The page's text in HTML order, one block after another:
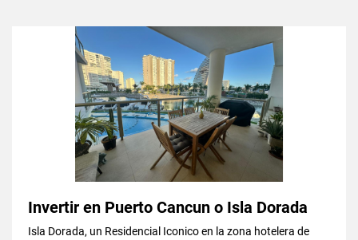
Invertir en Puerto Cancun o Isla Dorada
Isla Dorada, un Residencial Iconico en la zona hotelera de